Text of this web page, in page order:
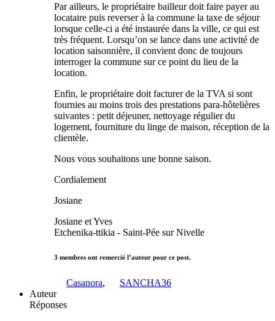
Par ailleurs, le propriétaire bailleur doit faire payer au
locataire puis reverser à la commune la taxe de séjour
lorsque celle-ci a été instaurée dans la ville, ce qui est
très fréquent. Lorsqu’on se lance dans une activité de
location saisonnière, il convient donc de toujours
interroger la commune sur ce point du lieu de la
location.
Enfin, le propriétaire doit facturer de la TVA si sont
fournies au moins trois des prestations para-hôtelières
suivantes : petit déjeuner, nettoyage régulier du
logement, fourniture du linge de maison, réception de la
clientèle.
Nous vous souhaitons une bonne saison.
Cordialement
Josiane
Josiane et Yves
Etchenika-ttikia - Saint-Pée sur Nivelle
3 membres ont remercié l’auteur pour ce post.
Casanora,
SANCHA36
Auteur
Réponses